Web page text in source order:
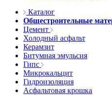
Каталог
Общестроительные
Цемент
Холодный асфальт
Керамзит
Битумная эмульсия
Гипс
Микрокальцит
Гидроизоляция
Асфальтовая крошка